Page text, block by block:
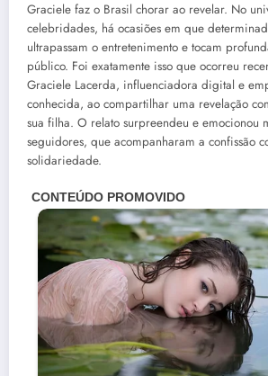
Graciele faz o Brasil chorar ao revelar. No
celebridades, há ocasiões em que
ultrapassam o entretenimento e tocam
público. Foi exatamente isso que ocorreu
Graciele Lacerda, influenciadora digital e
conhecida, ao compartilhar uma revelação
sua filha. O relato surpreendeu e emocionou
seguidores, que acompanharam a confissão
solidariedade.